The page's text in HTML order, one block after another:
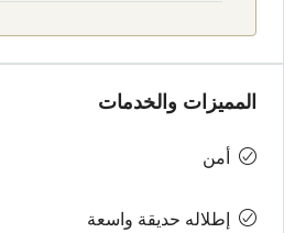
المميزات والخدمات
أمن
إطلاله حديقة واسعة